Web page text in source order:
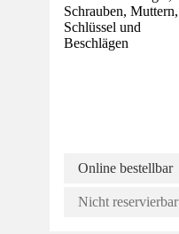
Online bestellbar
Nicht reservierbar